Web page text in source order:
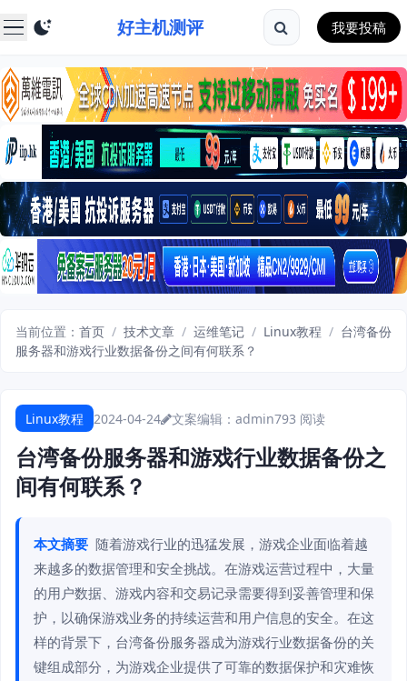
好主机测评 我要投稿
当前位置： 首页 / 技术文章 / 运维笔记 / Linux教程 / 台湾备份
服务器和游戏行业数据备份之间有何联系？
Linux教程 2024-04-24 文案编辑：admin793 阅读
台湾备份服务器和游戏行业数据备份之
间有何联系？
本文摘要 随着游戏行业的迅猛发展，游戏企业面临着越
来越多的数据管理和安全挑战。在游戏运营过程中，大量
的用户数据、游戏内容和交易记录需要得到妥善管理和保
护，以确保游戏业务的持续运营和用户信息的安全。在这
样的背景下，台湾备份服务器成为游戏行业数据备份的关
键组成部分，为游戏企业提供了可靠的数据保护和灾难恢